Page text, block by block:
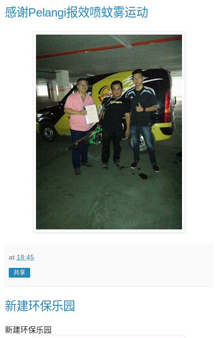
感谢Pelangi报效喷蚊雾运动
at 18:45
共享
新建环保乐园
新建环保乐园